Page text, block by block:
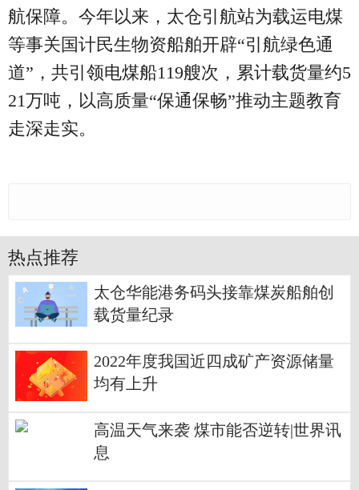
航保障。今年以来，太仓引航站为载运电煤
等事关国计民生物资船舶开辟“引航绿色通
道”，共引领电煤船119艘次，累计载货量约5
21万吨，以高质量“保通保畅”推动主题教育
走深走实。
热点推荐
太仓华能港务码头接靠煤炭船舶创
载货量纪录
2022年度我国近四成矿产资源储量
均有上升
高温天气来袭 煤市能否逆转|世界讯
息